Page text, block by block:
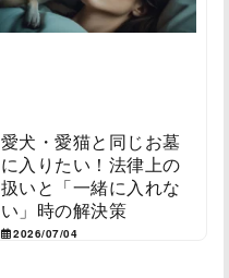
愛犬・愛猫と同じお墓
に入りたい！法律上の
扱いと「一緒に入れな
い」時の解決策
2026/07/04